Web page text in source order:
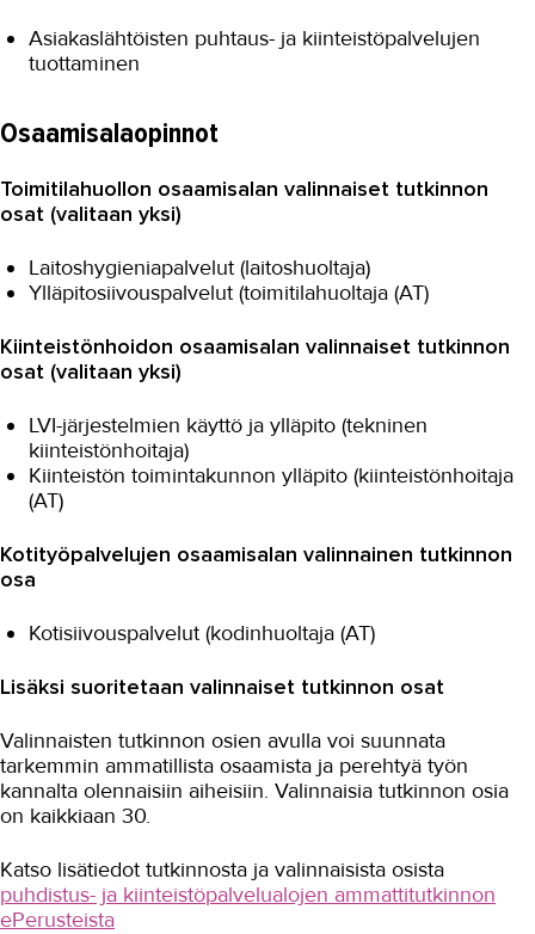
Asiakaslähtöisten puhtaus- ja kiinteistöpalvelujen
tuottaminen
Osaamisalaopinnot
Toimitilahuollon osaamisalan valinnaiset tutkinnon
osat (valitaan yksi)
Laitoshygieniapalvelut (laitoshuoltaja)
Ylläpitosiivouspalvelut (toimitilahuoltaja (AT)
Kiinteistönhoidon osaamisalan valinnaiset tutkinnon
osat (valitaan yksi)
LVI-järjestelmien käyttö ja ylläpito (tekninen
kiinteistönhoitaja)
Kiinteistön toimintakunnon ylläpito (kiinteistönhoitaja
(AT)
Kotityöpalvelujen osaamisalan valinnainen tutkinnon
osa
Kotisiivouspalvelut (kodinhuoltaja (AT)
Lisäksi suoritetaan valinnaiset tutkinnon osat
Valinnaisten tutkinnon osien avulla voi suunnata
tarkemmin ammatillista osaamista ja perehtyä työn
kannalta olennaisiin aiheisiin. Valinnaisia tutkinnon osia
on kaikkiaan 30.
Katso lisätiedot tutkinnosta ja valinnaisista osista
puhdistus- ja kiinteistöpalvelualojen ammattitutkinnon
ePerusteista